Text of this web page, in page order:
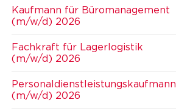
Kaufmann für Büromanagement
(m/w/d) 2026
Fachkraft für Lagerlogistik
(m/w/d) 2026
Personaldienstleistungskaufmann
(m/w/d) 2026